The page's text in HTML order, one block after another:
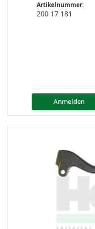
Artikelnummer:
200 17 181
Anmelden